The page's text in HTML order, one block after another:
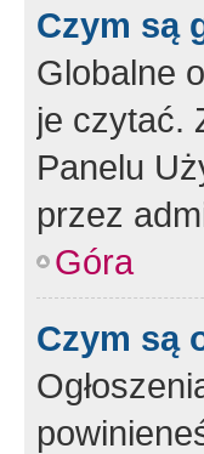
Czym są
Globalne
je czytać.
Panelu
przez
Góra
Czym są